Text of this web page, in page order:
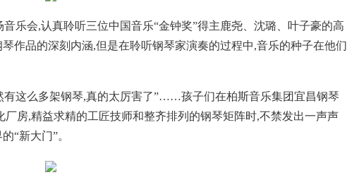
乐会,认真聆听三位中国音乐“金钟奖”得主鹿尧、沈璐、叶子豪的高
作品的深刻内涵,但是在聆听钢琴家演奏的过程中,音乐的种子在他们
有这么多架钢琴,真的太厉害了”……孩子们在柏斯音乐集团宜昌钢琴
房,精益求精的工匠技师和整齐排列的钢琴矩阵时,不禁发出一声声
“新大门”。